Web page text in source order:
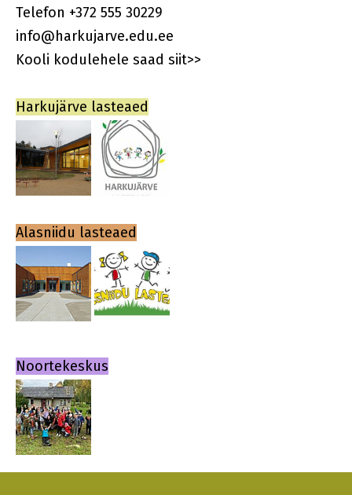
Telefon +372 555 30229
info@harkujarve.edu.ee
Kooli kodulehele saad siit>>
Harkujärve lasteaed
Alasniidu lasteaed
Noortekeskus